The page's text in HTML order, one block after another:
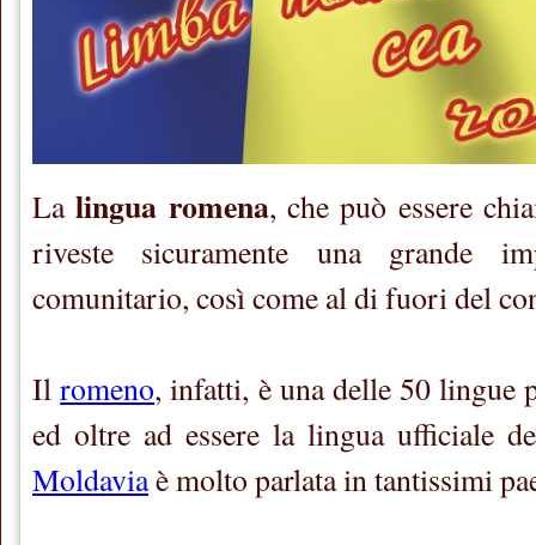
Lalingua romena, che può essere
riveste sicuramente una grande
comunitario, così come al di fuori del
Ilromeno, infatti, è una delle 50 lingue
ed oltre ad essere la lingua ufficiale
Moldaviaè molto parlata in tantissimi